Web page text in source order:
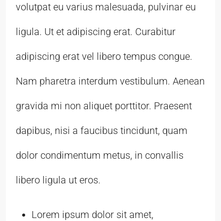
volutpat eu varius malesuada, pulvinar eu
ligula. Ut et adipiscing erat. Curabitur
adipiscing erat vel libero tempus congue.
Nam pharetra interdum vestibulum. Aenean
gravida mi non aliquet porttitor. Praesent
dapibus, nisi a faucibus tincidunt, quam
dolor condimentum metus, in convallis
libero ligula ut eros.
Lorem ipsum dolor sit amet,